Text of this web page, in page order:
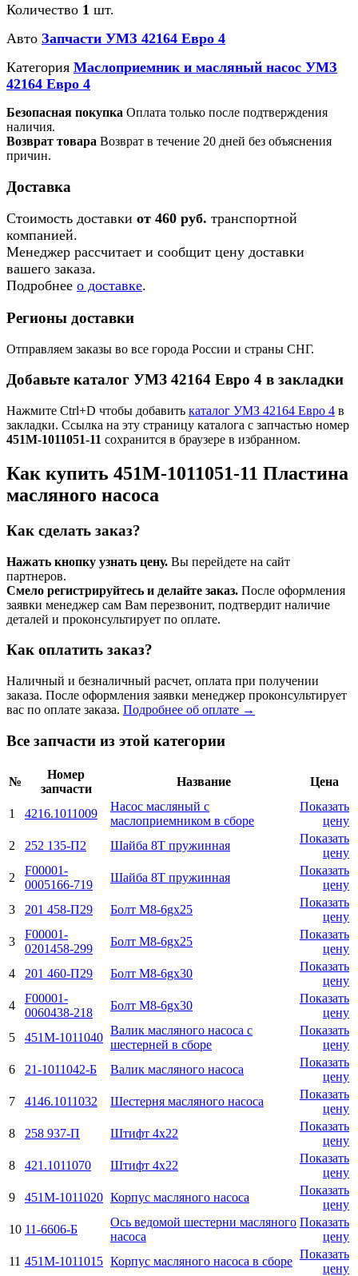
Количество 1 шт.
Авто Запчасти УМЗ 42164 Евро 4
Категория Маслоприемник и масляный насос УМЗ
42164 Евро 4
Безопасная покупка Оплата только после подтверждения
наличия.
Возврат товара Возврат в течение 20 дней без объяснения
причин.
Доставка
Стоимость доставки от 460 руб. транспортной
компанией.
Менеджер рассчитает и сообщит цену доставки
вашего заказа.
Подробнее о доставке.
Регионы доставки
Отправляем заказы во все города России и страны СНГ.
Добавьте каталог УМЗ 42164 Евро 4 в закладки
Нажмите Ctrl+D чтобы добавить каталог УМЗ 42164 Евро 4 в
закладки. Ссылка на эту страницу каталога с запчастью номер
451М-1011051-11 сохранится в браузере в избранном.
Как купить 451М-1011051-11 Пластина
масляного насоса
Как сделать заказ?
Нажать кнопку узнать цену. Вы перейдете на сайт
партнеров.
Смело регистрируйтесь и делайте заказ. После оформления
заявки менеджер сам Вам перезвонит, подтвердит наличие
деталей и проконсультирует по оплате.
Как оплатить заказ?
Наличный и безналичный расчет, оплата при получении
заказа. После оформления заявки менеджер проконсультирует
вас по оплате заказа. Подробнее об оплате →
Все запчасти из этой категории
№
Номер
запчасти
Название Цена
1 4216.1011009
Насос масляный с
маслоприемником в сборе
Показать
цену
2
252 135-П2 Шайба 8Т пружинная
Показать
цену
2
F00001-
0005166-719
Шайба 8Т пружинная
Показать
цену
3
201 458-П29 Болт М8-6gx25
Показать
цену
3
F00001-
0201458-299
Болт М8-6gx25
Показать
цену
4
201 460-П29 Болт М8-6gx30
Показать
цену
4
F00001-
0060438-218
Болт М8-6gx30
Показать
цену
5
451М-1011040
Валик масляного насоса с
шестерней в сборе
Показать
цену
6
21-1011042-Б Валик масляного насоса
Показать
цену
7
4146.1011032 Шестерня масляного насоса
Показать
цену
8
258 937-П Штифт 4х22
Показать
цену
8
421.1011070 Штифт 4х22
Показать
цену
9
451М-1011020 Корпус масляного насоса
Показать
цену
10 11-6606-Б
Ось ведомой шестерни масляного
насоса
Показать
цену
11 451М-1011015 Корпус масляного насоса в сборе
Показать
цену